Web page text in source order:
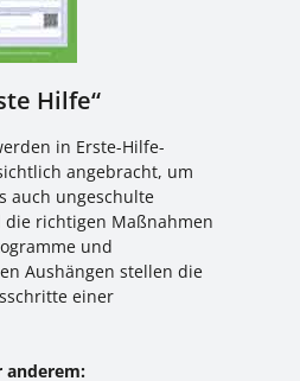
Hilfe“
in Erste-Hilfe-
angebracht, um
auch ungeschulte
richtigen Maßnahmen
und
Aushängen stellen die
einer
anderem: